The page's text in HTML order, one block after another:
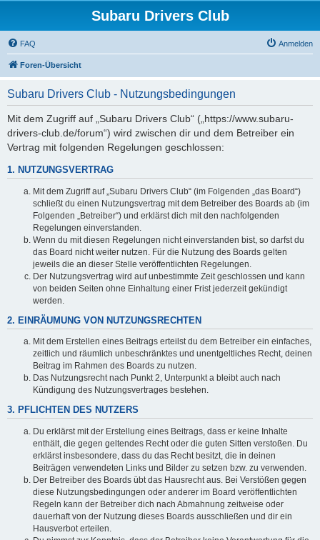
Subaru Drivers Club
FAQ Anmelden
Foren-Übersicht
Subaru Drivers Club - Nutzungsbedingungen
Mit dem Zugriff auf „Subaru Drivers Club“ („https://www.subaru-
drivers-club.de/forum“) wird zwischen dir und dem Betreiber ein
Vertrag mit folgenden Regelungen geschlossen:
1. NUTZUNGSVERTRAG
Mit dem Zugriff auf „Subaru Drivers Club“ (im Folgenden „das Board“)
schließt du einen Nutzungsvertrag mit dem Betreiber des Boards ab (im
Folgenden „Betreiber“) und erklärst dich mit den nachfolgenden
Regelungen einverstanden.
Wenn du mit diesen Regelungen nicht einverstanden bist, so darfst du
das Board nicht weiter nutzen. Für die Nutzung des Boards gelten
jeweils die an dieser Stelle veröffentlichten Regelungen.
Der Nutzungsvertrag wird auf unbestimmte Zeit geschlossen und kann
von beiden Seiten ohne Einhaltung einer Frist jederzeit gekündigt
werden.
2. EINRÄUMUNG VON NUTZUNGSRECHTEN
Mit dem Erstellen eines Beitrags erteilst du dem Betreiber ein einfaches,
zeitlich und räumlich unbeschränktes und unentgeltliches Recht, deinen
Beitrag im Rahmen des Boards zu nutzen.
Das Nutzungsrecht nach Punkt 2, Unterpunkt a bleibt auch nach
Kündigung des Nutzungsvertrages bestehen.
3. PFLICHTEN DES NUTZERS
Du erklärst mit der Erstellung eines Beitrags, dass er keine Inhalte
enthält, die gegen geltendes Recht oder die guten Sitten verstoßen. Du
erklärst insbesondere, dass du das Recht besitzt, die in deinen
Beiträgen verwendeten Links und Bilder zu setzen bzw. zu verwenden.
Der Betreiber des Boards übt das Hausrecht aus. Bei Verstößen gegen
diese Nutzungsbedingungen oder anderer im Board veröffentlichten
Regeln kann der Betreiber dich nach Abmahnung zeitweise oder
dauerhaft von der Nutzung dieses Boards ausschließen und dir ein
Hausverbot erteilen.